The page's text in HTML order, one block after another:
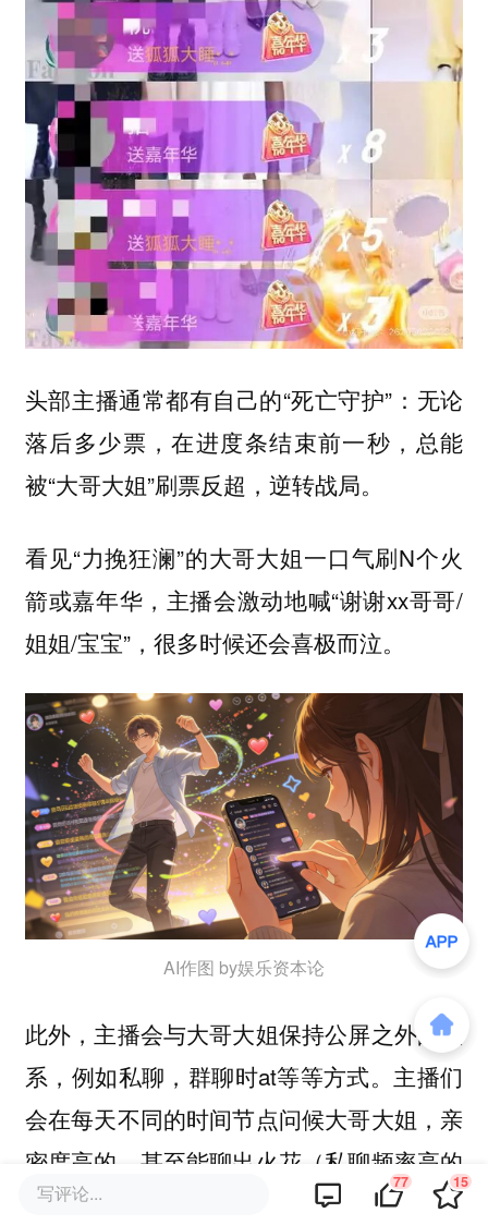
头部主播通常都有自己的“死亡守护”：无论
落后多少票，在进度条结束前一秒，总能
被“大哥大姐”刷票反超，逆转战局。
看见“力挽狂澜”的大哥大姐一口气刷N个火
箭或嘉年华，主播会激动地喊“谢谢xx哥哥/
姐姐/宝宝”，很多时候还会喜极而泣。
AI作图 by娱乐资本论
此外，主播会与大哥大姐保持公屏之外的联
系，例如私聊，群聊时at等等方式。主播们
会在每天不同的时间节点问候大哥大姐，亲
密度高的，甚至能聊出火花（私聊频率高的
标识）。
写评论... 77 15